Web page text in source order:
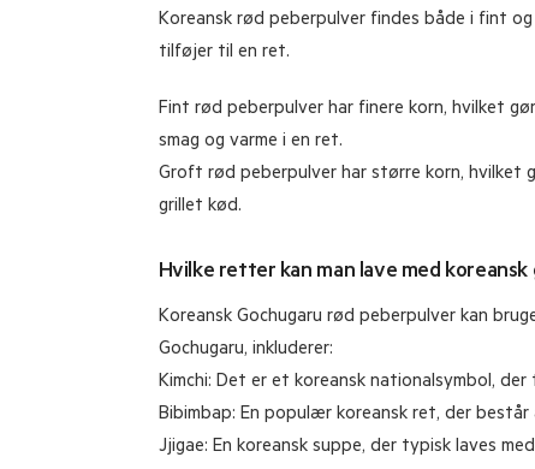
Koreansk rød peberpulver findes både i fint
tilføjer til en ret.
Fint rød peberpulver har finere korn, hvilket
smag og varme i en ret.
Groft rød peberpulver har større korn, hvilket
grillet kød.
Hvilke retter kan man lave med koreansk
Koreansk Gochugaru rød peberpulver kan
Gochugaru, inkluderer:
Kimchi: Det er et koreansk nationalsymbol,
Bibimbap: En populær koreansk ret, der
Jjigae: En koreansk suppe, der typisk laves